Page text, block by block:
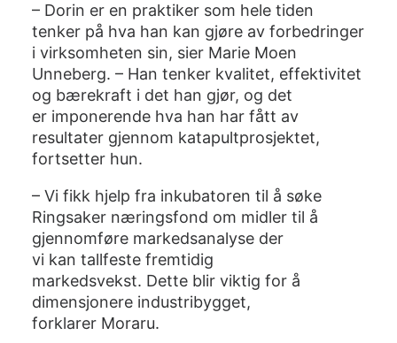
– Dorin er en praktiker som hele tiden
tenker på hva han kan gjøre av forbedringer
i virksomheten sin, sier Marie Moen
Unneberg. – Han tenker kvalitet, effektivitet
og bærekraft i det han gjør, og det
er imponerende hva han har fått av
resultater gjennom katapultprosjektet,
fortsetter hun.
– Vi fikk hjelp fra inkubatoren til å søke
Ringsaker næringsfond om midler til å
gjennomføre markedsanalyse der
vi kan tallfeste fremtidig
markedsvekst. Dette blir viktig for å
dimensjonere industribygget,
forklarer Moraru.